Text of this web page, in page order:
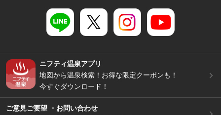
ニフティ温泉アプリ
地図から温泉検索！お得な限定クーポンも！
今すぐダウンロード！
ご意見ご要望 ・お問い合わせ